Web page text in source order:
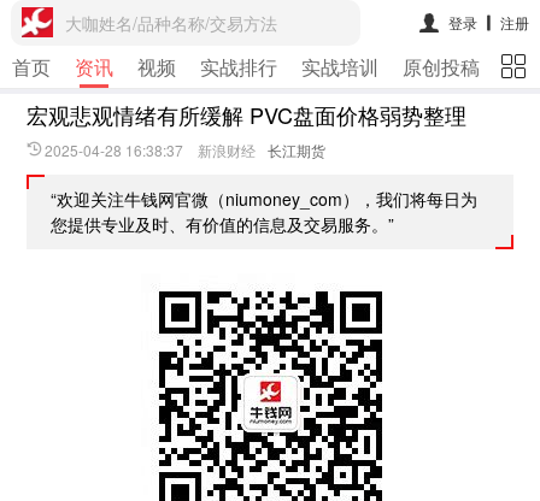
大咖姓名/品种名称/交易方法 登录 注册
首页 资讯 视频 实战排行 实战培训 原创投稿 期
宏观悲观情绪有所缓解 PVC盘面价格弱势整理
2025-04-28 16:38:37 新浪财经 长江期货
“欢迎关注牛钱网官微（niumoney_com），我们将每日为
您提供专业及时、有价值的信息及交易服务。”